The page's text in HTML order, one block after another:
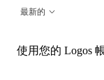
最新的
使用您的 Logos